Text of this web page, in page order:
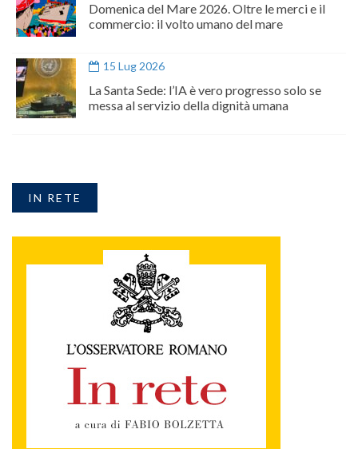
Domenica del Mare 2026. Oltre le merci e il
commercio: il volto umano del mare
15 Lug 2026
La Santa Sede: l’IA è vero progresso solo se
messa al servizio della dignità umana
IN RETE